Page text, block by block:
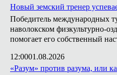
Новый земский тренер
Победитель международных
наволокском физкультурно-
помогает его собственный
12:0001.08.2026
«Разум» против разума, или